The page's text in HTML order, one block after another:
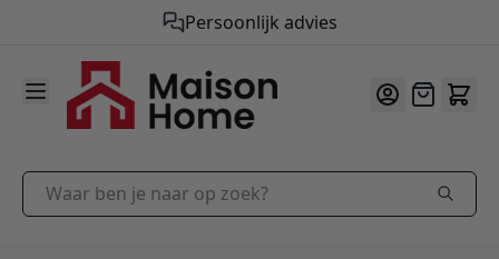
Gratis verzending vanaf €50,-
9.9/10
Ga naar de inhoud
Offerte
Waar ben je naar op zoek?